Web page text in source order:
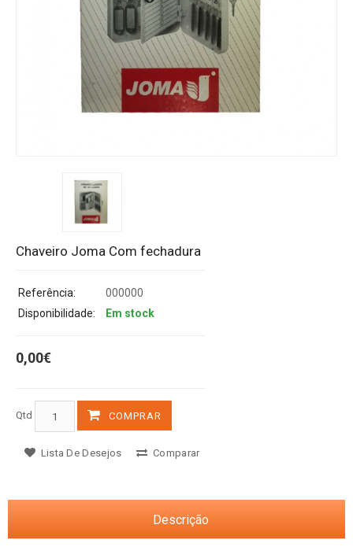
Chaveiro Joma Com fechadura
Referência:
000000
Disponibilidade:
Em stock
0,00€
Qtd COMPRAR
Lista De Desejos Comparar
Descrição